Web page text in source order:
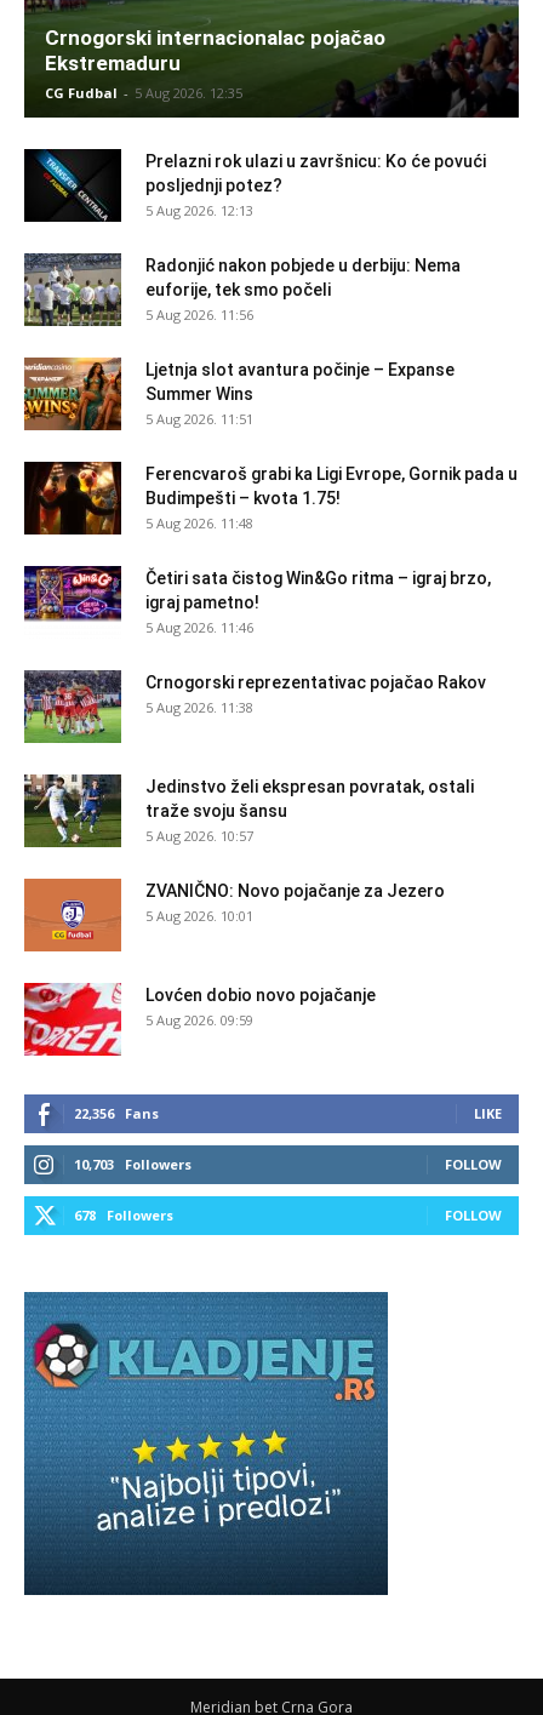
Crnogorski internacionalac pojačao
Ekstremaduru
CG Fudbal - 5 Aug 2026. 12:35
Prelazni rok ulazi u završnicu: Ko će povući
posljednji potez?
5 Aug 2026. 12:13
Radonjić nakon pobjede u derbiju: Nema
euforije, tek smo počeli
5 Aug 2026. 11:56
Ljetnja slot avantura počinje – Expanse
Summer Wins
5 Aug 2026. 11:51
Ferencvaroš grabi ka Ligi Evrope, Gornik pada u
Budimpešti – kvota 1.75!
5 Aug 2026. 11:48
Četiri sata čistog Win&Go ritma – igraj brzo,
igraj pametno!
5 Aug 2026. 11:46
Crnogorski reprezentativac pojačao Rakov
5 Aug 2026. 11:38
Jedinstvo želi ekspresan povratak, ostali
traže svoju šansu
5 Aug 2026. 10:57
ZVANIČNO: Novo pojačanje za Jezero
5 Aug 2026. 10:01
Lovćen dobio novo pojačanje
5 Aug 2026. 09:59
22,356 Fans LIKE
10,703 Followers FOLLOW
678 Followers FOLLOW
Meridian bet Crna Gora